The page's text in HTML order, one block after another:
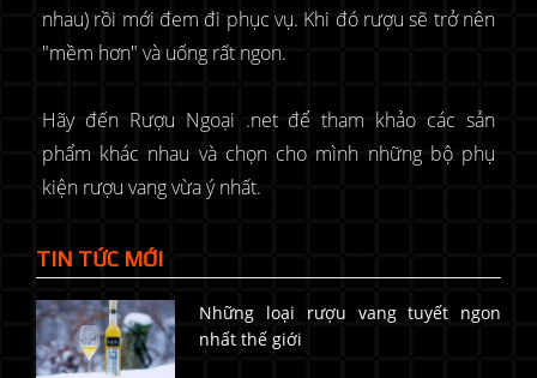
nhau) rồi mới đem đi phục vụ. Khi đó rượu sẽ trở nên
"mềm hơn" và uống rất ngon.
Hãy đến Rượu Ngoại .net để tham khảo các sản
phẩm khác nhau và chọn cho mình những bộ phụ
kiện rượu vang vừa ý nhất.
TIN TỨC MỚI
Những loại rượu vang tuyết ngon
nhất thế giới